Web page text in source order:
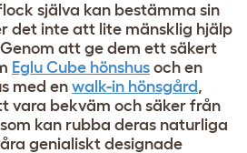
själva kan bestämma sin
det inte att lite mänsklig hjälp
att ge dem ett säkert
Eglu Cube hönshus och en
med en walk-in hönsgård ,
vara bekväm och säker från
kan rubba deras naturliga
genialiskt designade